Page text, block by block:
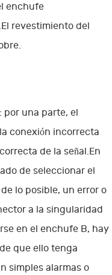
enchufe
revestimiento del
por una parte, el
conexión incorrecta
de la señal.En
de seleccionar el
lo posible, un error o
a la singularidad
en el enchufe B, hay
que ello tenga
simples alarmas o